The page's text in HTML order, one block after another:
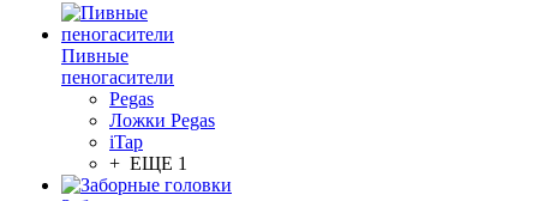
Пивные
пеногасители
Pegas
Ложки Pegas
iTap
+ ЕЩЕ 1